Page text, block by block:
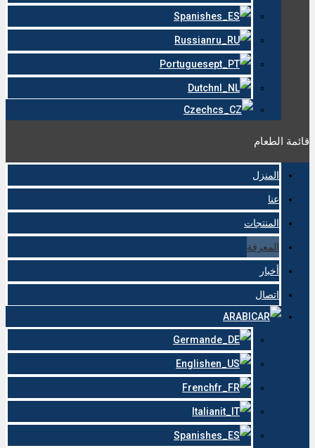
Spanish
Russian
Portuguese
Dutch
Czech
قائمة الطعام
المنزل
عنا
المنتجات
المعرفة
أخبار
اتصال
ARABIC
German
English
French
Italian
Spanish